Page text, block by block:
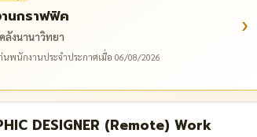
นกราฟฟิค
ลังนานาวิทยา
นพนักงานประจำประกาศเมื่อ 06/08/2026
›
DESIGNER (Remote) Work